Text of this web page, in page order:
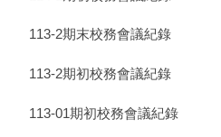
113-2期末校務會議紀錄
113-2期初校務會議紀錄
113-01期初校務會議紀錄